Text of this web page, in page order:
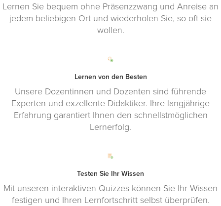
Lernen Sie bequem ohne Präsenzzwang und Anreise an
jedem beliebigen Ort und wiederholen Sie, so oft sie
wollen.
Lernen von den Besten
Unsere Dozentinnen und Dozenten sind führende
Experten und exzellente Didaktiker. Ihre langjährige
Erfahrung garantiert Ihnen den schnellstmöglichen
Lernerfolg.
Testen Sie Ihr Wissen
Mit unseren interaktiven Quizzes können Sie Ihr Wissen
festigen und Ihren Lernfortschritt selbst überprüfen.